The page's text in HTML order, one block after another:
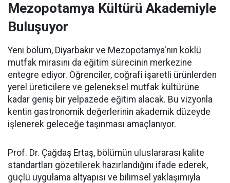
Mezopotamya Kültürü Akademiyle
Buluşuyor
Yeni bölüm, Diyarbakır ve Mezopotamya'nın köklü
mutfak mirasını da eğitim sürecinin merkezine
entegre ediyor. Öğrenciler, coğrafi işaretli ürünlerden
yerel üreticilere ve geleneksel mutfak kültürüne
kadar geniş bir yelpazede eğitim alacak. Bu vizyonla
kentin gastronomik değerlerinin akademik düzeyde
işlenerek geleceğe taşınması amaçlanıyor.
Prof. Dr. Çağdaş Ertaş, bölümün uluslararası kalite
standartları gözetilerek hazırlandığını ifade ederek,
güçlü uygulama altyapısı ve bilimsel yaklaşımıyla